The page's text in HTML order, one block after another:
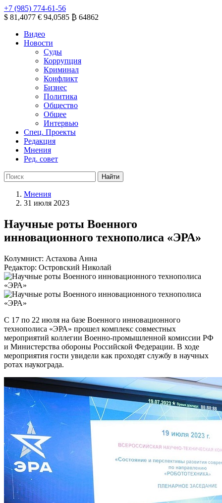
+7 (985) 774-61-56
$ 81,4077 € 94,0585 ₿ 64862
Видео
Новости
Суды
Коррупция
Криминал
Конфликт
Бизнес
Политика
Общество
Общее
Интервью
Спец. Проекты
Редакция
Мнения
Ред. совет
Мнения
31 июля 2023
Научные роты Военного
инновационного технополиса «ЭРА»
Колумнист: Астахова Анна
Редактор: Островский Николай
С 17 по 22 июля на базе Военного инновационного
технополиса «ЭРА» прошел комплекс совместных
мероприятий коллегии Военно-промышленной комиссии РФ
и Министерства обороны Российской Федерации. В ходе
мероприятия гости увидели как проходят службу в научных
ротах наукограда.